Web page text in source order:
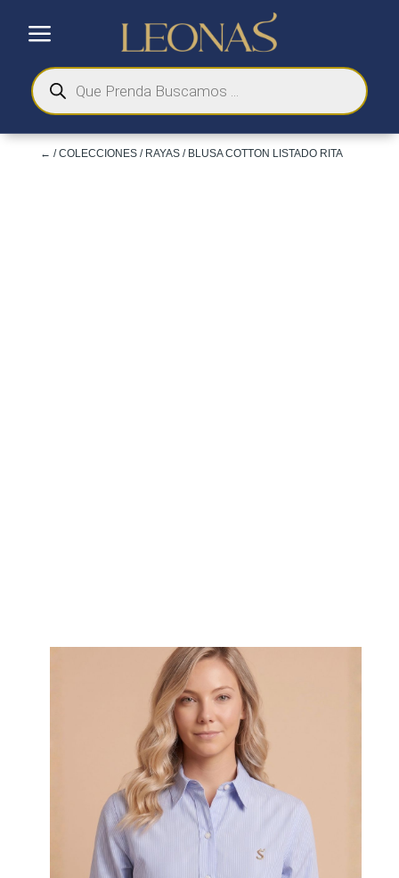
a
Búsqueda
de
productos
← /COLECCIONES / RAYAS / BLUSA COTTON LISTADO RITA